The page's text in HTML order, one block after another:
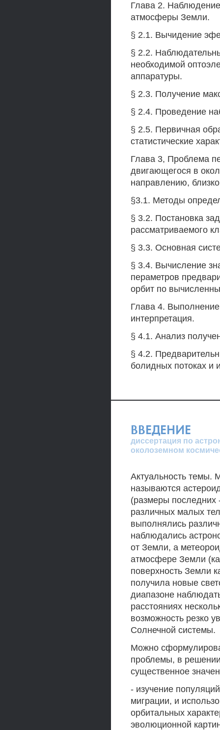
Глава 2.
атмосферы Земли.
§ 2.1. Вычидение
§ 2.2.
необходимой
аппаратуры.
§ 2.3. Получение
§ 2.4. Проведение
§ 2.5. Первичная
статистические
Глава 3, Проблема
двигающегося в
направлению,
§3.1. Методы
§ 3.2. Постановка
рассматриваемого
§ 3.3. Основная
§ 3.4. Вычисление
пераметров
орбит по
Глава 4.
интерпретация.
§ 4.1. Анализ
§ 4.2.
болидных потоках и
ВВЕДЕНИЕ
диссертация по
околоземном
Актуальность темы.
называются
(размеры последних
различных малых
выполнялись
наблюдались
от Земли, а
атмосфере Земли
поверхность Земли
получила новые
диапазоне
расстояниях
возможность резко
Солнечной системы.
Можно
проблемы, в
существенное
- изучение
миграции, и
орбитальных
эволюционной